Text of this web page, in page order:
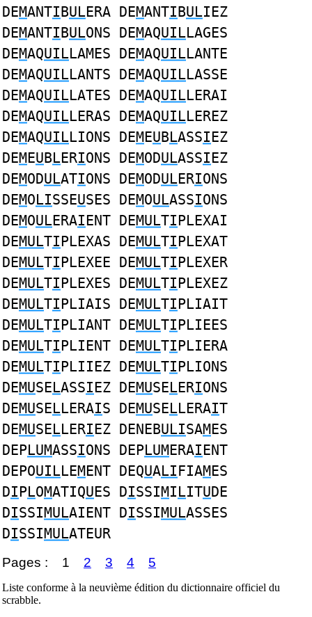
DEMANTIBULERA DEMANTIBULIEZ
DEMANTIBULONS DEMAQUILLAGES
DEMAQUILLAMES DEMAQUILLANTE
DEMAQUILLANTS DEMAQUILLASSE
DEMAQUILLATES DEMAQUILLERAI
DEMAQUILLERAS DEMAQUILLEREZ
DEMAQUILLIONS DEMEUBLASSIEZ
DEMEUBLERIONS DEMODULASSIEZ
DEMODULATIONS DEMODULERIONS
DEMOLISSEUSES DEMOULASSIONS
DEMOULERAIENT DEMULTIPLEXAI
DEMULTIPLEXAS DEMULTIPLEXAT
DEMULTIPLEXEE DEMULTIPLEXER
DEMULTIPLEXES DEMULTIPLEXEZ
DEMULTIPLIAIS DEMULTIPLIAIT
DEMULTIPLIANT DEMULTIPLIEES
DEMULTIPLIENT DEMULTIPLIERA
DEMULTIPLIIEZ DEMULTIPLIONS
DEMUSELASSIEZ DEMUSELERIONS
DEMUSELLERAIS DEMUSELLERAIT
DEMUSELLERIEZ DENEBULISAMES
DEPLUMASSIONS DEPLUMERAIENT
DEPOUILLEMENT DEQUALIFIAMES
DIPLOMATIQUES DISSIMILITUDE
DISSIMULAIENT DISSIMULASSES
DISSIMULATEUR
Pages : 1 2 3 4 5
Liste conforme à la neuvième édition du dictionnaire officiel du
scrabble.